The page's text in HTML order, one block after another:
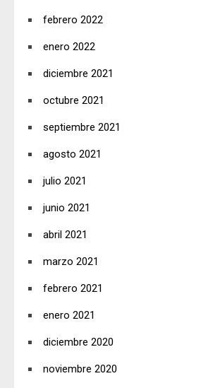
febrero 2022
enero 2022
diciembre 2021
octubre 2021
septiembre 2021
agosto 2021
julio 2021
junio 2021
abril 2021
marzo 2021
febrero 2021
enero 2021
diciembre 2020
noviembre 2020